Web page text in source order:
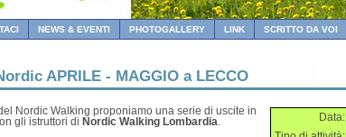
NEWS & EVENTI PHOTOGALLERY LINK SCRITTO DA VOI
APRILE - MAGGIO a LECCO
Data:
Nordic Walking proponiamo una serie di uscite in
gli istruttori di Nordic Walking Lombardia